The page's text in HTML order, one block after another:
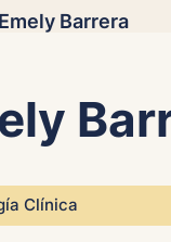
Barrera
Clínica